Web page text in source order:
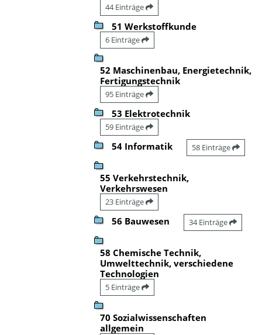
44 Einträge
51 Werkstoffkunde
6 Einträge
52 Maschinenbau, Energietechnik,
Fertigungstechnik
95 Einträge
53 Elektrotechnik
59 Einträge
54 Informatik 58 Einträge
55 Verkehrstechnik,
Verkehrswesen
23 Einträge
56 Bauwesen 34 Einträge
58 Chemische Technik,
Umwelttechnik, verschiedene
Technologien
5 Einträge
70 Sozialwissenschaften
allgemein